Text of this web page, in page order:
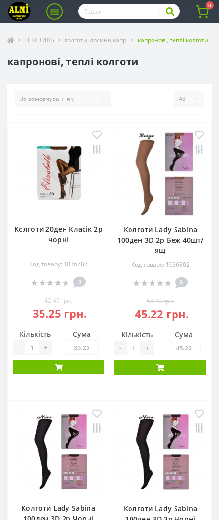
0
ТЕКСТИЛЬ колготи, лосини,капрі капронові, теплі колготи
капронові, теплі колготи
Колготи 20ден Класік 2р
чорні
Код товару: 1036787
0
42.40 грн.
35.25 грн.
Кількість
- +
Сума
Колготи Lady Sabina
100ден 3D 2р Беж 40шт/
ящ
Код товару: 1036802
0
54.40 грн.
45.22 грн.
Кількість
- +
Сума
Колготи Lady Sabina
Колготи Lady Sabina